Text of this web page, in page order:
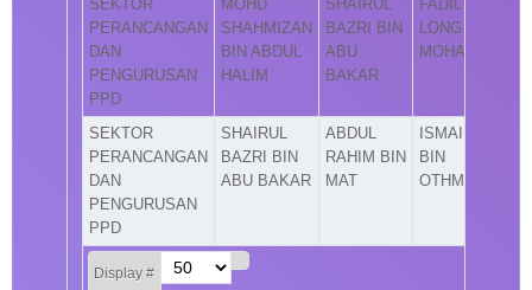
Display #
SEKTOR
PERANCANGAN
DAN
PENGURUSAN
PPD
MOHD
SHAHMIZAN
BIN ABDUL
HALIM
SHAIRUL
BAZRI BIN
ABU
BAKAR
FADIL
LONG BIN
MOHAMAD
SEKTOR
PERANCANGAN
DAN
PENGURUSAN
PPD
SHAIRUL
BAZRI BIN
ABU BAKAR
ABDUL
RAHIM BIN
MAT
ISMAIL
BIN
OTHMAN